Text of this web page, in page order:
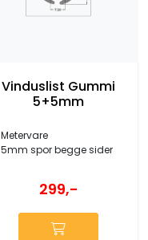
Vinduslist Gummi
5+5mm
Metervare
5mm spor begge sider
299,-